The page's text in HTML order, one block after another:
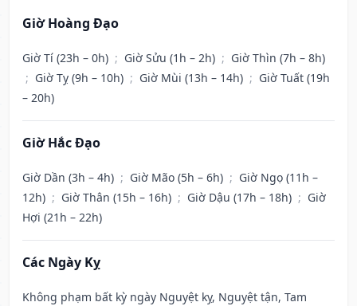
Giờ Hoàng Đạo
Giờ Tí (23h – 0h) ; Giờ Sửu (1h – 2h) ; Giờ Thìn (7h – 8h)
; Giờ Tỵ (9h – 10h) ; Giờ Mùi (13h – 14h) ; Giờ Tuất (19h
– 20h)
Giờ Hắc Đạo
Giờ Dần (3h – 4h) ; Giờ Mão (5h – 6h) ; Giờ Ngọ (11h –
12h) ; Giờ Thân (15h – 16h) ; Giờ Dậu (17h – 18h) ; Giờ
Hợi (21h – 22h)
Các Ngày Kỵ
Không phạm bất kỳ ngày Nguyệt kỵ, Nguyệt tận, Tam